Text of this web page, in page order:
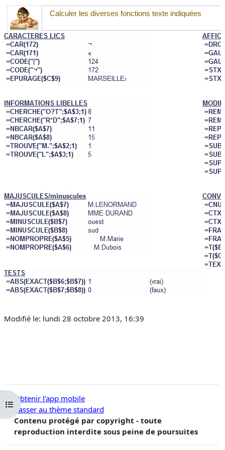
Ouvrir l’index du cours
Calculer les diverses fonctions texte indiquées
Modifié le: lundi 28 octobre 2013, 16:39
Obtenir l’app mobile
Passer au thème standard
Contenu protégé par copyright - toute
reproduction interdite sous peine de poursuites